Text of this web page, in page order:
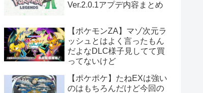
Ver.2.0.1アプデ内容まとめ
【ポケモンZA】マゾ次元ラ
ッシュとはよく言ったもん
だよなDLC様子見してて買
ってないけど
【ポケポケ】たねEXは強い
のはもちろんだけど今回の